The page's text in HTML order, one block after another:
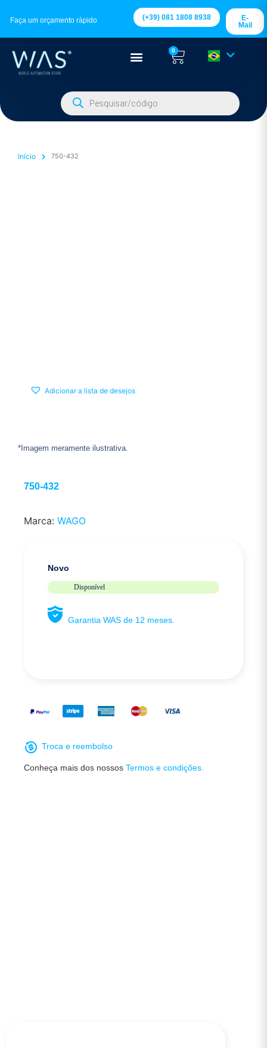
Faça um orçamento rápido (+39) 081 1808 8938
E-
Mail
0
Início 750-432
Adicionar a lista de desejos
*Imagem meramente ilustrativa.
750-432
Marca: WAGO
Novo
Disponível
Garantia WAS de 12 meses.
Troca e reembolso
Conheça mais dos nossos Termos e condições.